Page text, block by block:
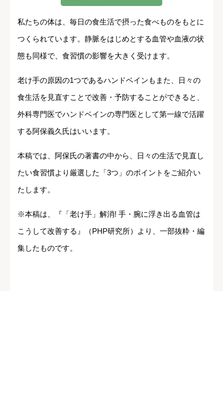
私たちの体は、毎日の食生活で摂った食べものをもとに
つくられています。静脈をはじめとする血管や血液の状
態も同様で、食習慣の影響を大きく受けます。
老け手の原因の1つであるハンドベインもまた、日々の
食生活を見直すことで改善・予防することができると、
外科専門医でハンドベインの専門医として第一線で活躍
する阿保義久氏はいいます。
本稿では、阿保氏の著書の中から、日々の生活で見直し
たい食習慣より厳選した「3つ」のポイントをご紹介い
たします。
※本稿は、『「老け手」解消! 手・腕に浮き出る血管は
こうして改善する』（PHP研究所）より、一部抜粋・編
集したものです。